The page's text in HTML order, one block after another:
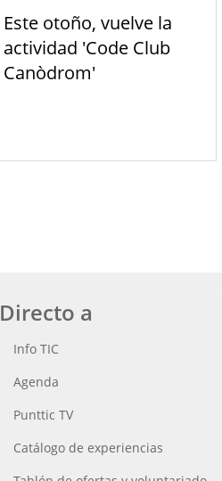
Este otoño, vuelve la
actividad 'Code Club
Canòdrom'
Directo a
Info TIC
Agenda
Punttic TV
Catálogo de experiencias